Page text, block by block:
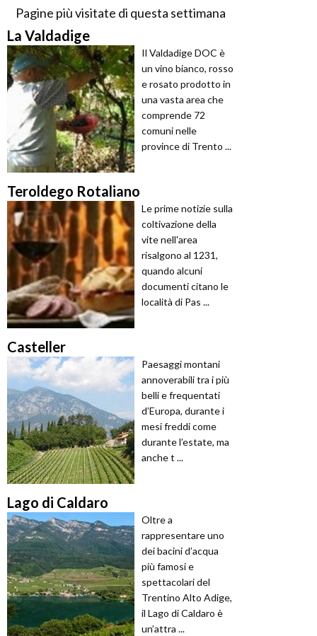
Pagine più visitate di questa settimana
La Valdadige
Il Valdadige DOC è
un vino bianco, rosso
e rosato prodotto in
una vasta area che
comprende 72
comuni nelle
province di Trento ...
Teroldego Rotaliano
Le prime notizie sulla
coltivazione della
vite nell'area
risalgono al 1231,
quando alcuni
documenti citano le
località di Pas ...
Casteller
Paesaggi montani
annoverabili tra i più
belli e frequentati
d’Europa, durante i
mesi freddi come
durante l’estate, ma
anche t ...
Lago di Caldaro
Oltre a
rappresentare uno
dei bacini d’acqua
più famosi e
spettacolari del
Trentino Alto Adige,
il Lago di Caldaro è
un’attra ...